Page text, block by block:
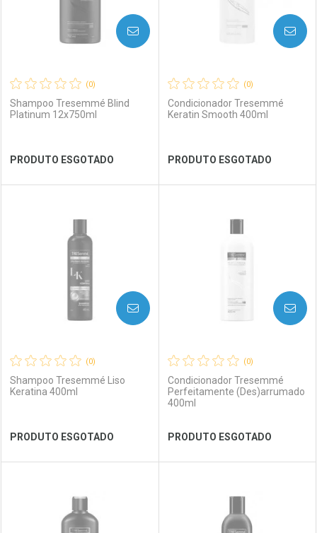
Ver Desconto Convênio Ver Desconto Convênio
(0)
Shampoo Tresemmé Blind
Platinum 12x750ml
PRODUTO ESGOTADO
AVISE-ME
Laboratório
Ver Desconto Convênio
Por Menos
(0)
Condicionador Tresemmé
Keratin Smooth 400ml
PRODUTO ESGOTADO
AVISE-ME
Ver Desconto Convênio
(0)
Shampoo Tresemmé Liso
Keratina 400ml
PRODUTO ESGOTADO
AVISE-ME
Laboratório
Por Menos
(0)
Condicionador Tresemmé
Perfeitamente (Des)arrumado
400ml
PRODUTO ESGOTADO
AVISE-ME
Laboratório
Por Menos